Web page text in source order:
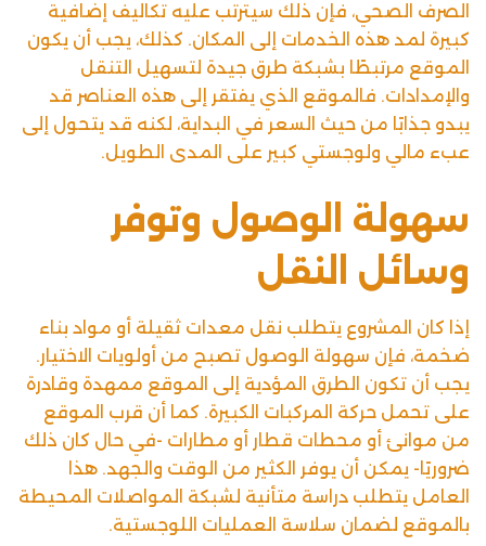
الصرف الصحي، فإن ذلك سيترتب عليه تكاليف إضافية
كبيرة لمد هذه الخدمات إلى المكان. كذلك، يجب أن يكون
الموقع مرتبطًا بشبكة طرق جيدة لتسهيل التنقل
والإمدادات. فالموقع الذي يفتقر إلى هذه العناصر قد
يبدو جذابًا من حيث السعر في البداية، لكنه قد يتحول إلى
عبء مالي ولوجستي كبير على المدى الطويل.
سهولة الوصول وتوفر
وسائل النقل
إذا كان المشروع يتطلب نقل معدات ثقيلة أو مواد بناء
ضخمة، فإن سهولة الوصول تصبح من أولويات الاختيار.
يجب أن تكون الطرق المؤدية إلى الموقع ممهدة وقادرة
على تحمل حركة المركبات الكبيرة. كما أن قرب الموقع
من موانئ أو محطات قطار أو مطارات -في حال كان ذلك
ضروريًا- يمكن أن يوفر الكثير من الوقت والجهد. هذا
العامل يتطلب دراسة متأنية لشبكة المواصلات المحيطة
بالموقع لضمان سلاسة العمليات اللوجستية.